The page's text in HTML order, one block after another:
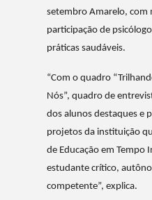
setembro Amarelo, com
participação de
práticas saudáveis.
“Com o quadro
Nós”, quadro de
dos alunos destaques e
projetos da instituição
de Educação em Tempo
estudante crítico,
competente”, explica.